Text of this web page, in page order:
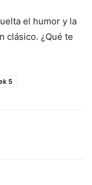
el humor y la
clásico. ¿Qué te
5